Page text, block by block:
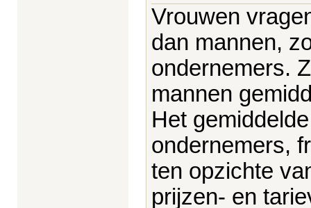
Vrouwen
dan mannen,
ondernemers.
mannen
Het
ondernemers,
ten opzichte
prijzen- en